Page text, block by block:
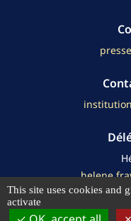
This site uses cookies and
activate